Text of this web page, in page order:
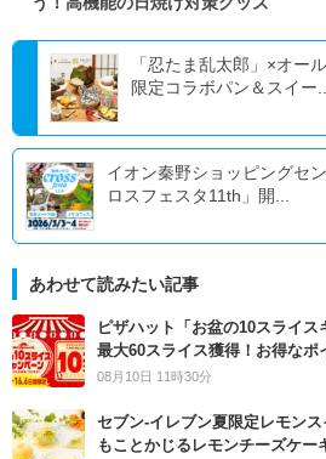
「忍たま乱太郎」×オー
限定コラボパン＆スイー
イオン秦野ショッピングセ
ロスフェスタ11th」開...
あわせて読みたい記事
ピザハット「お盆の10スライ
最大60スライス獲得！お得なポ
08月10日 11時30分
セブン‐イレブン夏限定レモン
もことかじるレモンチーズケー